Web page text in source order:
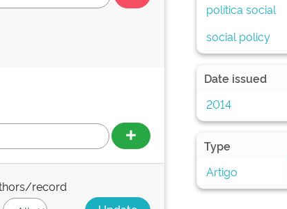
record
política social
social policy
Date issued
2014
Type
Artigo